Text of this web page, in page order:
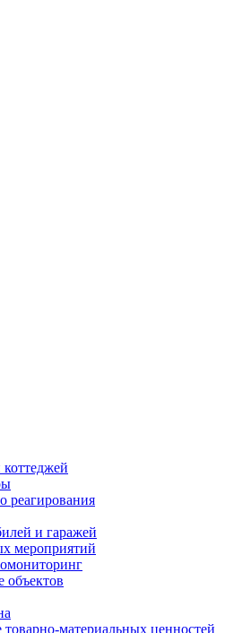
реагирования
и гаражей
мероприятий
объектов
материальных ценностей